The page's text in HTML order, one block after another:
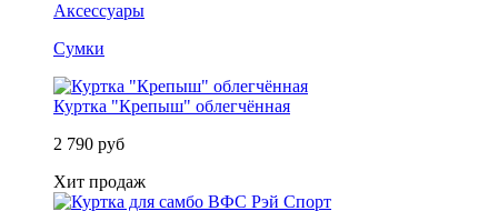
Аксессуары
Сумки
Куртка "Крепыш" облегчённая
2 790 руб
Хит продаж